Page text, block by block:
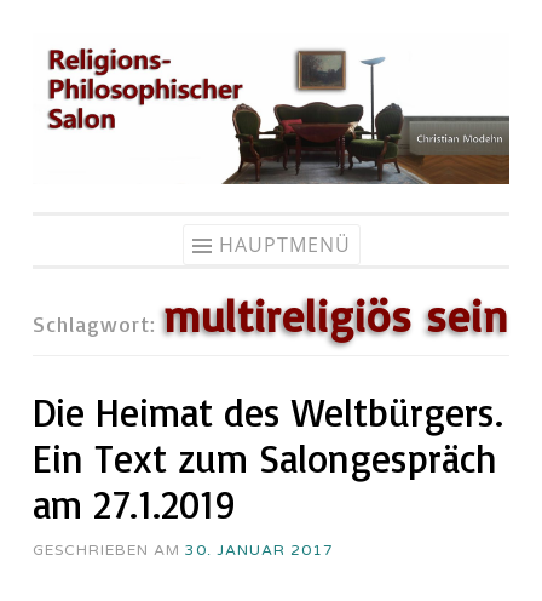
Zum
Inhalt
springen
HAUPTMENÜ
Schlagwort: multireligiös sein
Die Heimat des Weltbürgers.
Ein Text zum Salongespräch
am 27.1.2019
GESCHRIEBEN AM 30. JANUAR 2017